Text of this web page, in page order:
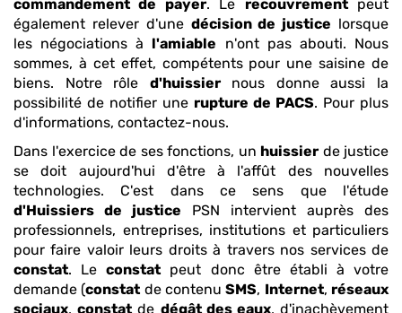
commandement de payer. Le recouvrementpeut
également relever d'une décision de justice lorsque
les négociations à l'amiable n'ont pas abouti. Nous
sommes, à cet effet, compétents pour une saisine de
biens. Notre rôle d'huissiernous donne aussi la
possibilité de notifier une rupture de PACS. Pour plus
d'informations, contactez-nous.
Dans l'exercice de ses fonctions, un huissier de justice
se doit aujourd'hui d'être à l'affût des nouvelles
technologies. C'est dans ce sens que l'étude
d'Huissiers de justice PSN intervient auprès des
professionnels, entreprises, institutions et particuliers
pour faire valoir leurs droits à travers nos services de
constat. Leconstat peut donc être établi à votre
demande (constat de contenuSMS, Internet, réseaux
sociaux,constat de dégât des eaux, d'inachèvement